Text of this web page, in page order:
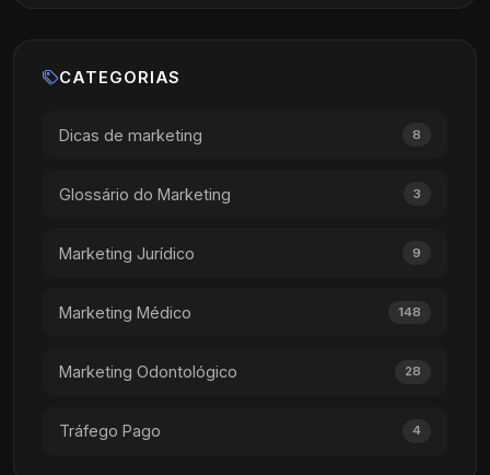
CATEGORIAS
Dicas de marketing 8
Glossário do Marketing 3
Marketing Jurídico 9
Marketing Médico 148
Marketing Odontológico 28
Tráfego Pago 4